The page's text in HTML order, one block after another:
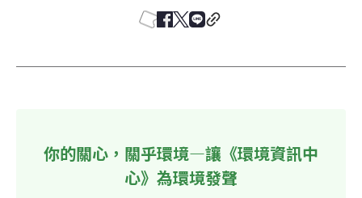
你的關心，關乎環境—讓《環境資訊中
心》為環境發聲